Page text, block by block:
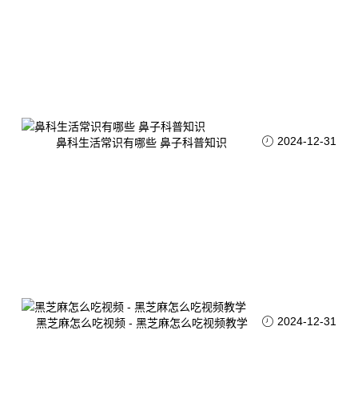
鼻科生活常识有哪些 鼻子科普知识 2024-12-31
黑芝麻怎么吃视频 - 黑芝麻怎么吃视频教学 2024-12-31